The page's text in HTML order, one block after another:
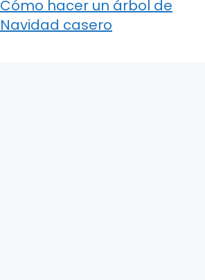
Cómo hacer un árbol de
Navidad casero